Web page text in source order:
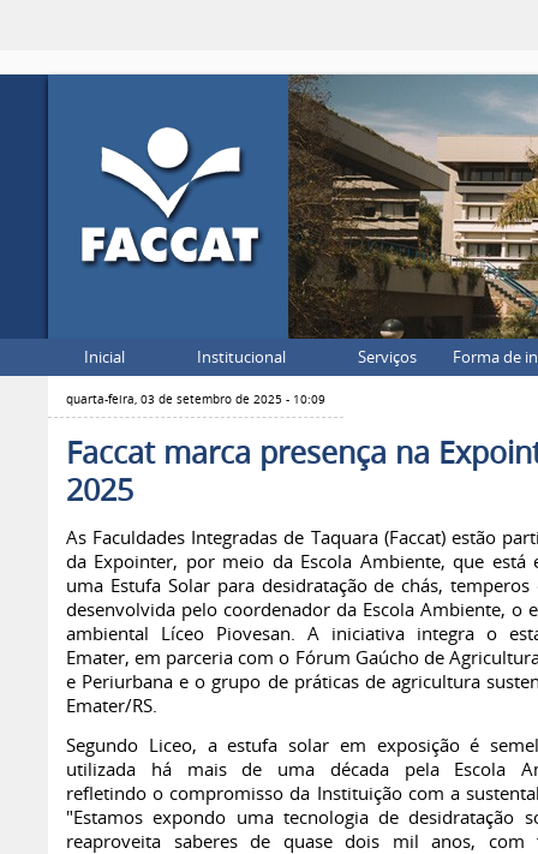
Inicial Institucional Serviços Forma de
quarta-feira, 03 de setembro de 2025 - 10:09
Faccat marca presença na
2025
As Faculdades Integradas de Taquara (Faccat) estão
da Expointer, por meio da Escola Ambiente, que está
uma Estufa Solar para desidratação de chás, temperos
desenvolvida pelo coordenador da Escola Ambiente, o
ambiental Líceo Piovesan. A iniciativa integra o
Emater, em parceria com o Fórum Gaúcho de
e Periurbana e o grupo de práticas de agricultura
Emater/RS.
Segundo Liceo, a estufa solar em exposição é
utilizada há mais de uma década pela Escola
refletindo o compromisso da Instituição com a
"Estamos expondo uma tecnologia de desidratação
reaproveita saberes de quase dois mil anos, com